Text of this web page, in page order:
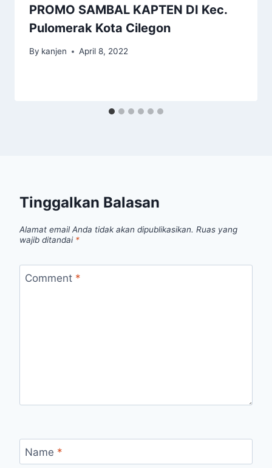
PROMO SAMBAL KAPTEN DI Kec.
Pulomerak Kota Cilegon
By kanjen April 8, 2022
Tinggalkan Balasan
Alamat email Anda tidak akan dipublikasikan. Ruas yang
wajib ditandai *
Comment *
Name *